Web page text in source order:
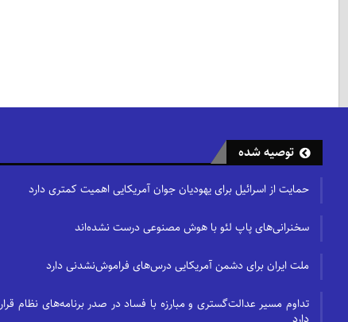
توصیه شده
حمایت از اسرائیل برای یهودیان جوان آمریکایی اهمیت کمتری دارد
سخنرانی‌های پاپ لئو با هوش مصنوعی درست نشده‌اند
ملت ایران برای دشمن آمریکایی درس‌های فراموش‌نشدنی دارد
تداوم مسیر عدالت‌گستری و مبارزه با فساد در صدر برنامه‌های نظام قرار